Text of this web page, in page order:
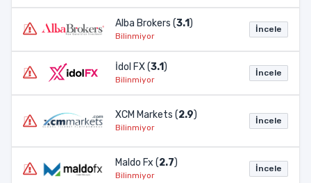
Alba Brokers (3.1)
Bilinmiyor
İncele
İdol FX (3.1)
Bilinmiyor
İncele
XCM Markets (2.9)
Bilinmiyor
İncele
Maldo Fx (2.7)
Bilinmiyor
İncele